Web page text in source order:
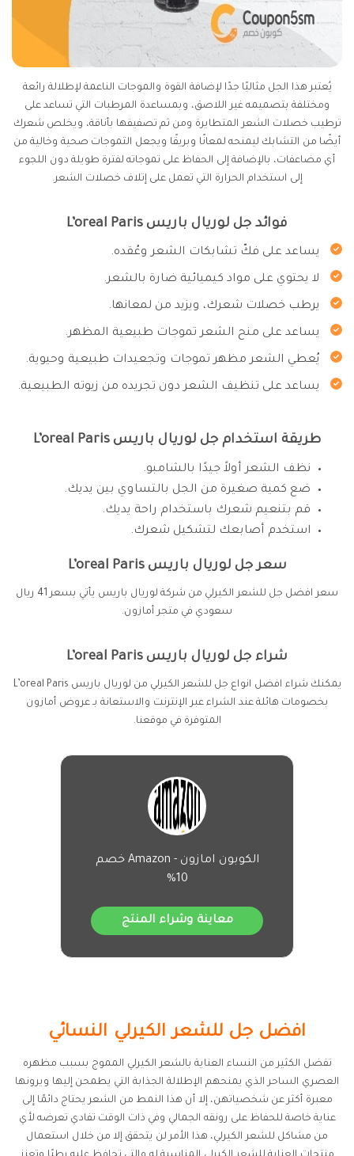
يُعتبر هذا الجل مثاليًا جدًا لإضافة القوة والموجات الناعمة لإطلالة رائعة
ومختلفة بتصميمه غير اللاصق، وبمساعدة المرطبات التي تساعد على
ترطيب خصلات الشعر المتطايرة ومن ثم تصفيفها بأناقة، ويخلص شعرك
أيضًا من التشابك ليمنحه لمعانًا وبريقًا ويجعل التموجات صحية وخالية من
أي مضاعفات، بالإضافة إلى الحفاظ على تموجاته لفترة طويلة دون اللجوء
إلى استخدام الحرارة التي تعمل على إتلاف خصلات الشعر.
فوائد جل لوريال باريس L’oreal Paris
يساعد على فكّ تشابكات الشعر وعُقده.
لا يحتوي على مواد كيميائية ضارة بالشعر.
يرطب خصلات شعرك، ويزيد من لمعانها.
يساعد على منح الشعر تموجات طبيعية المظهر.
يُعطي الشعر مظهر تموجات وتجعيدات طبيعية وحيوية.
يساعد على تنظيف الشعر دون تجريده من زيوته الطبيعية.
طريقة استخدام جل لوريال باريس L’oreal Paris
نظف الشعر أولاً جيدًا بالشامبو.
ضع كمية صغيرة من الجل بالتساوي بين يديك.
قم بتنعيم شعرك باستخدام راحة يديك.
استخدم أصابعك لتشكيل شعرك.
سعر جل لوريال باريس L’oreal Paris
سعر افضل جل للشعر الكيرلي من شركة لوريال باريس يأتي بسعر 41 ريال
سعودي في متجر أمازون.
شراء جل لوريال باريس L’oreal Paris
يمكنك شراء افضل انواع جل للشعر الكيرلي من لوريال باريس L’oreal Paris
بخصومات هائلة عند الشراء عبر الإنترنت والاستعانة بـ عروض أمازون
المتوفرة في موقعنا.
الكوبون امازون - Amazon خصم
10%
معاينة وشراء المنتج
افضل جل للشعر الكيرلي النسائي
تفضل الكثير من النساء العناية بالشعر الكيرلي المموج بسبب مظهره
العصري الساحر الذي يمنحهم الإطلالة الجذابة التي يطمحن إليها ويرونها
معبرة أكثر عن شخصياتهن، إلا أن هذا النمط من الشعر يحتاج دائمًا إلى
عناية خاصة للحفاظ على رونقه الجمالي وفي ذات الوقت تفادي تعرضه لأي
من مشاكل للشعر الكيرلي، هذا الأمر لن يتحقق إلا من خلال استعمال